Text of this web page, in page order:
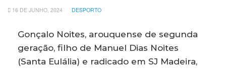
16 DE JUNHO, 2024 DESPORTO
Gonçalo Noites, arouquense de segunda
geração, filho de Manuel Dias Noites
(Santa Eulália) e radicado em SJ Madeira,